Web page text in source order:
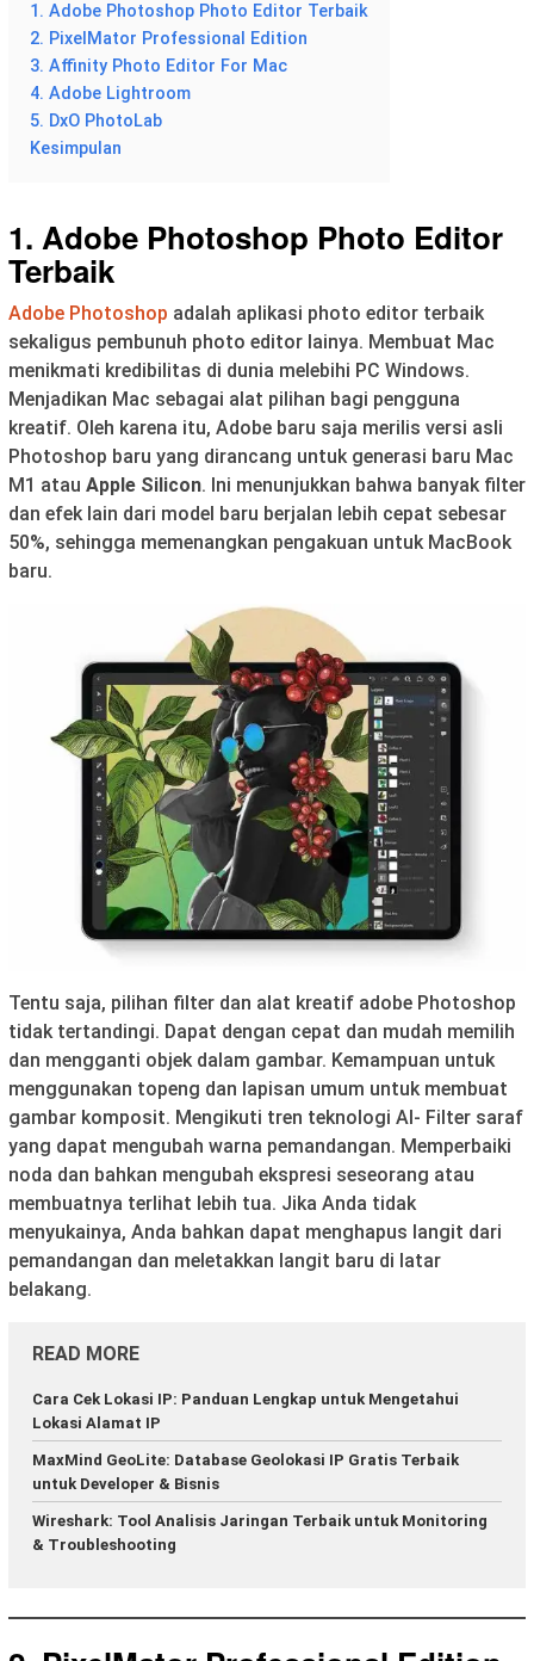
1. Adobe Photoshop Photo Editor Terbaik
2. PixelMator Professional Edition
3. Affinity Photo Editor For Mac
4. Adobe Lightroom
5. DxO PhotoLab
Kesimpulan
1. Adobe Photoshop Photo Editor
Terbaik
Adobe Photoshop adalah aplikasi photo editor terbaik
sekaligus pembunuh photo editor lainya. Membuat Mac
menikmati kredibilitas di dunia melebihi PC Windows.
Menjadikan Mac sebagai alat pilihan bagi pengguna
kreatif. Oleh karena itu, Adobe baru saja merilis versi asli
Photoshop baru yang dirancang untuk generasi baru Mac
M1 atau Apple Silicon. Ini menunjukkan bahwa banyak filter
dan efek lain dari model baru berjalan lebih cepat sebesar
50%, sehingga memenangkan pengakuan untuk MacBook
baru.
Tentu saja, pilihan filter dan alat kreatif adobe Photoshop
tidak tertandingi. Dapat dengan cepat dan mudah memilih
dan mengganti objek dalam gambar. Kemampuan untuk
menggunakan topeng dan lapisan umum untuk membuat
gambar komposit. Mengikuti tren teknologi AI- Filter saraf
yang dapat mengubah warna pemandangan. Memperbaiki
noda dan bahkan mengubah ekspresi seseorang atau
membuatnya terlihat lebih tua. Jika Anda tidak
menyukainya, Anda bahkan dapat menghapus langit dari
pemandangan dan meletakkan langit baru di latar
belakang.
READ MORE
Cara Cek Lokasi IP: Panduan Lengkap untuk Mengetahui
Lokasi Alamat IP
MaxMind GeoLite: Database Geolokasi IP Gratis Terbaik
untuk Developer & Bisnis
Wireshark: Tool Analisis Jaringan Terbaik untuk Monitoring
& Troubleshooting